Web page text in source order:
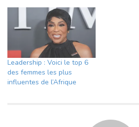
Leadership : Voici le top 6
des femmes les plus
influentes de l’Afrique